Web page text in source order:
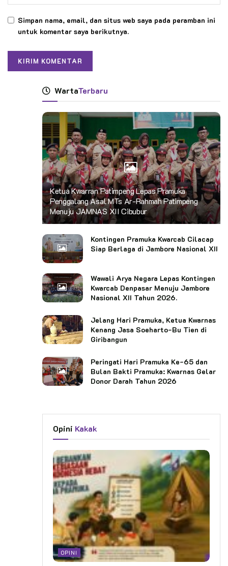
Simpan nama, email, dan situs web saya pada peramban ini
untuk komentar saya berikutnya.
WartaTerbaru
Ketua Kwarran Patimpeng Lepas Pramuka
Penggalang Asal MTs Ar-Rahmah Patimpeng
Menuju JAMNAS XII Cibubur
Kontingen Pramuka Kwarcab Cilacap
Siap Berlaga di Jambore Nasional XII
Wawali Arya Negara Lepas Kontingen
Kwarcab Denpasar Menuju Jambore
Nasional XII Tahun 2026.
Jelang Hari Pramuka, Ketua Kwarnas
Kenang Jasa Soeharto-Bu Tien di
Giribangun
Peringati Hari Pramuka Ke-65 dan
Bulan Bakti Pramuka: Kwarnas Gelar
Donor Darah Tahun 2026
Opini Kakak
OPINI